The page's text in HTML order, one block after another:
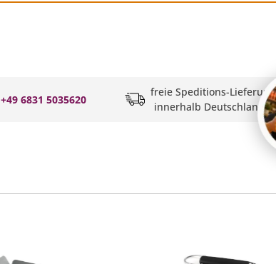
+49 6831 5035620
freie Speditions-Lieferung
innerhalb Deutschlands